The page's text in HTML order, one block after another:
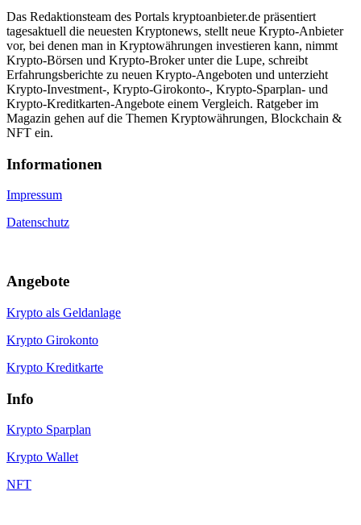
Das Redaktionsteam des Portals kryptoanbieter.de präsentiert
tagesaktuell die neuesten Kryptonews, stellt neue Krypto-Anbieter
vor, bei denen man in Kryptowährungen investieren kann, nimmt
Krypto-Börsen und Krypto-Broker unter die Lupe, schreibt
Erfahrungsberichte zu neuen Krypto-Angeboten und unterzieht
Krypto-Investment-, Krypto-Girokonto-, Krypto-Sparplan- und
Krypto-Kreditkarten-Angebote einem Vergleich. Ratgeber im
Magazin gehen auf die Themen Kryptowährungen, Blockchain &
NFT ein.
Informa­tionen
Impressum
Datenschutz
Angebote
Krypto als Geldanlage
Krypto Girokonto
Krypto Kreditkarte
Info
Krypto Sparplan
Krypto Wallet
NFT